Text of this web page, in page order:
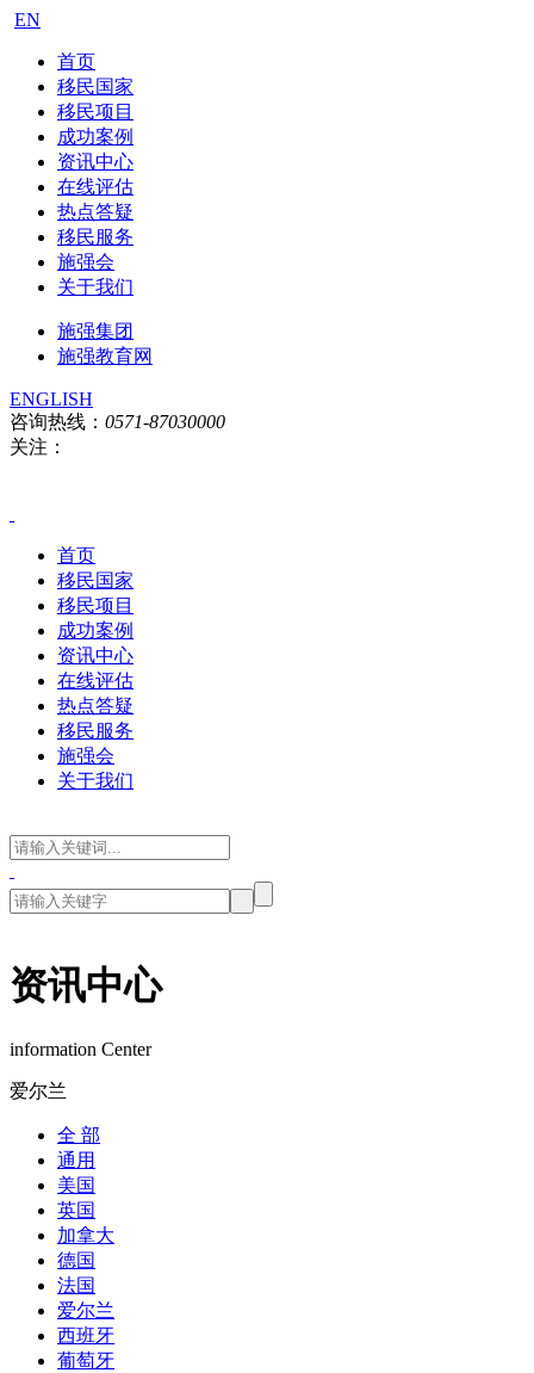
EN
首页
移民国家
移民项目
成功案例
资讯中心
在线评估
热点答疑
移民服务
施强会
关于我们
施强集团
施强教育网
ENGLISH
咨询热线： 0571-87030000
关注：
首页
移民国家
移民项目
成功案例
资讯中心
在线评估
热点答疑
移民服务
施强会
关于我们
资讯中心
information Center
爱尔兰
全 部
通用
美国
英国
加拿大
德国
法国
爱尔兰
西班牙
葡萄牙